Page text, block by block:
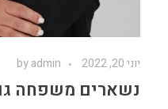
יוני 20, 2022 byadmin
נשארים משפחה